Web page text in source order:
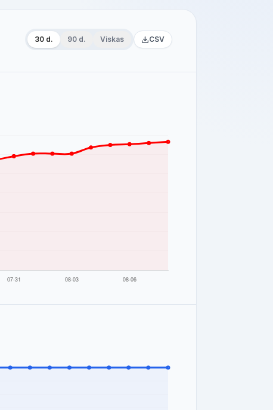
30 d. 90 d. Viskas CSV